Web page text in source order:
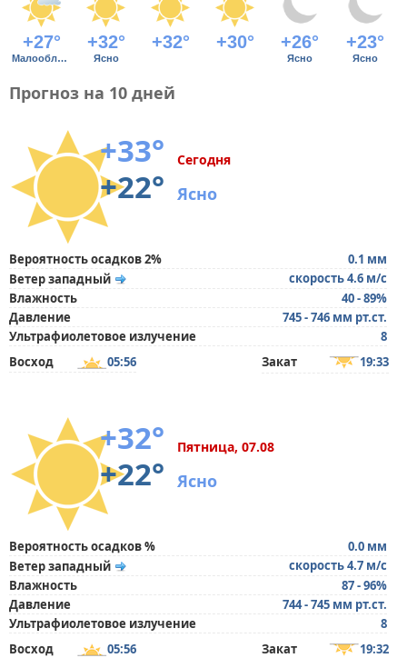
+27° +32° +32° +30° +26° +23°
Малооблачно Ясно Ясно Ясно
Прогноз на 10 дней
+33°
+22°
Сегодня
Ясно
Вероятность осадков 2%
0.1 мм
Ветер западный
скорость 4.6 м/с
Влажность
40 - 89%
Давление
745 - 746 мм рт.ст.
Ультрафиолетовое излучение
8
Восход
05:56 Закат 19:33
+32°
+22°
Пятница, 07.08
Ясно
Вероятность осадков %
0.0 мм
Ветер западный
скорость 4.7 м/с
Влажность
87 - 96%
Давление
744 - 745 мм рт.ст.
Ультрафиолетовое излучение
8
Восход
05:56 Закат 19:32